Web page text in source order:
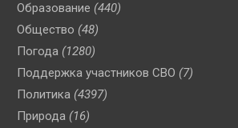
Образование (440)
Общество (48)
Погода (1280)
Поддержка участников СВО (7)
Политика (4397)
Природа (16)